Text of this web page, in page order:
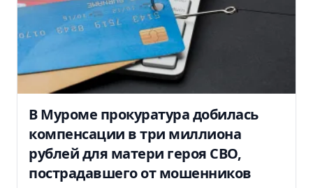
В Муроме прокуратура добилась
компенсации в три миллиона
рублей для матери героя СВО,
пострадавшего от мошенников